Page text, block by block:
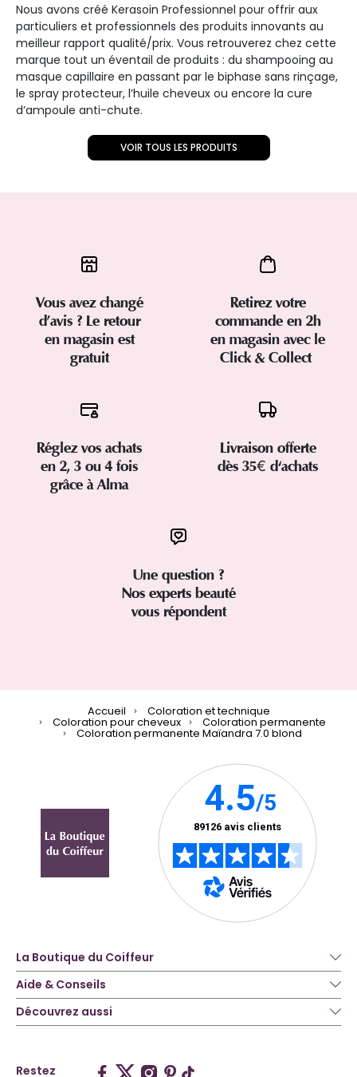
Nous avons créé Kerasoin Professionnel pour offrir aux
particuliers et professionnels des produits innovants au
meilleur rapport qualité/prix. Vous retrouverez chez cette
marque tout un éventail de produits : du shampooing au
masque capillaire en passant par le biphase sans rinçage,
le spray protecteur, l’huile cheveux ou encore la cure
d’ampoule anti-chute.
VOIR TOUS LES PRODUITS
Vous avez changé
d’avis ? Le retour
en magasin est
gratuit
Retirez votre
commande en 2h
en magasin avec le
Click & Collect
Réglez vos achats
en 2, 3 ou 4 fois
grâce à Alma
Livraison offerte
dès 35€ d'achats
Une question ?
Nos experts beauté
vous répondent
Accueil Coloration et technique
Coloration pour cheveux Coloration permanente
Coloration permanente Maïandra 7.0 blond
La Boutique du Coiffeur
Aide & Conseils
Découvrez aussi
Restez